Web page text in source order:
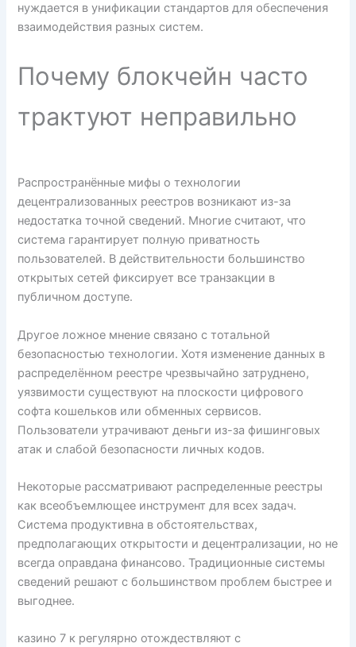
нуждается в унификации стандартов для обеспечения
взаимодействия разных систем.
Почему блокчейн часто
трактуют неправильно
Распространённые мифы о технологии
децентрализованных реестров возникают из-за
недостатка точной сведений. Многие считают, что
система гарантирует полную приватность
пользователей. В действительности большинство
открытых сетей фиксирует все транзакции в
публичном доступе.
Другое ложное мнение связано с тотальной
безопасностью технологии. Хотя изменение данных в
распределённом реестре чрезвычайно затруднено,
уязвимости существуют на плоскости цифрового
софта кошельков или обменных сервисов.
Пользователи утрачивают деньги из-за фишинговых
атак и слабой безопасности личных кодов.
Некоторые рассматривают распределенные реестры
как всеобъемлющее инструмент для всех задач.
Система продуктивна в обстоятельствах,
предполагающих открытости и децентрализации, но не
всегда оправдана финансово. Традиционные системы
сведений решают с большинством проблем быстрее и
выгоднее.
казино 7 к регулярно отождествляют с